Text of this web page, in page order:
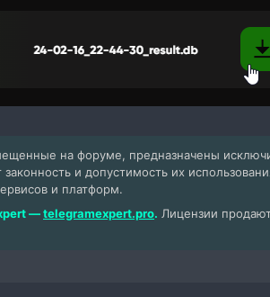
на форуме, предназначены
и допустимость их
и платформ.
—telegramexpert.pro. Лицензии